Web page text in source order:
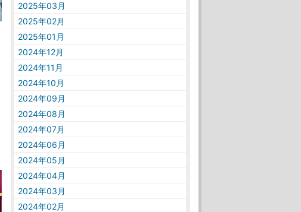
2025年03月
2025年02月
2025年01月
2024年12月
2024年11月
2024年10月
2024年09月
2024年08月
2024年07月
2024年06月
2024年05月
2024年04月
2024年03月
2024年02月